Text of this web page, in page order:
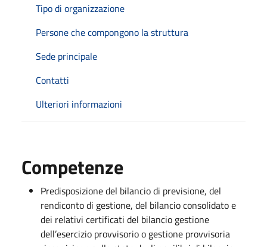
Tipo di organizzazione
Persone che compongono la struttura
Sede principale
Contatti
Ulteriori informazioni
Competenze
Predisposizione del bilancio di previsione, del
rendiconto di gestione, del bilancio consolidato e
dei relativi certificati del bilancio gestione
dell’esercizio provvisorio o gestione provvisoria